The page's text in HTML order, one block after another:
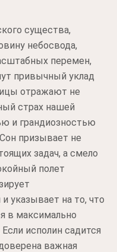
существа,
небосвода,
перемен,
привычный уклад
отражают не
страх нашей
и грандиозностью
призывает не
задач, а смело
полет
указывает на то, что
в максимально
исполин садится
важная